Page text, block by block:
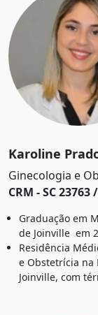
Karoline
Ginecologia e
CRM - SC 23763
Graduação em
de Joinville em
Residência
e Obstetrícia na
Joinville, com